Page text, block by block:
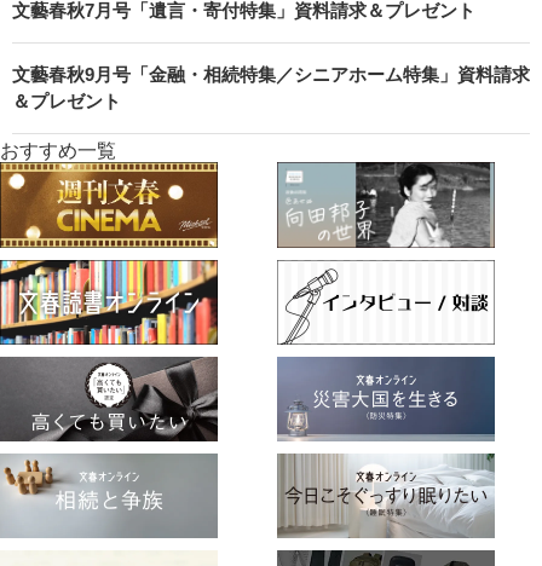
文藝春秋7月号「遺言・寄付特集」資料請求＆プレゼント
文藝春秋9月号「金融・相続特集／シニアホーム特集」資料請求
＆プレゼント
おすすめ一覧